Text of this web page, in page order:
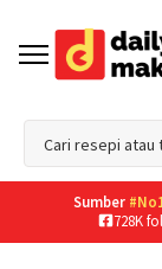
Sumber
728K